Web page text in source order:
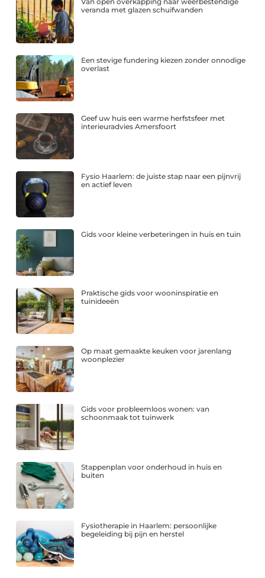
veranda met glazen schuifwanden
Een stevige fundering kiezen zonder onnodige
overlast
Geef uw huis een warme herfstsfeer met
interieuradvies Amersfoort
Fysio Haarlem: de juiste stap naar een pijnvrij
en actief leven
Gids voor kleine verbeteringen in huis en tuin
Praktische gids voor wooninspiratie en
tuinideeën
Op maat gemaakte keuken voor jarenlang
woonplezier
Gids voor probleemloos wonen: van
schoonmaak tot tuinwerk
Stappenplan voor onderhoud in huis en
buiten
Fysiotherapie in Haarlem: persoonlijke
begeleiding bij pijn en herstel